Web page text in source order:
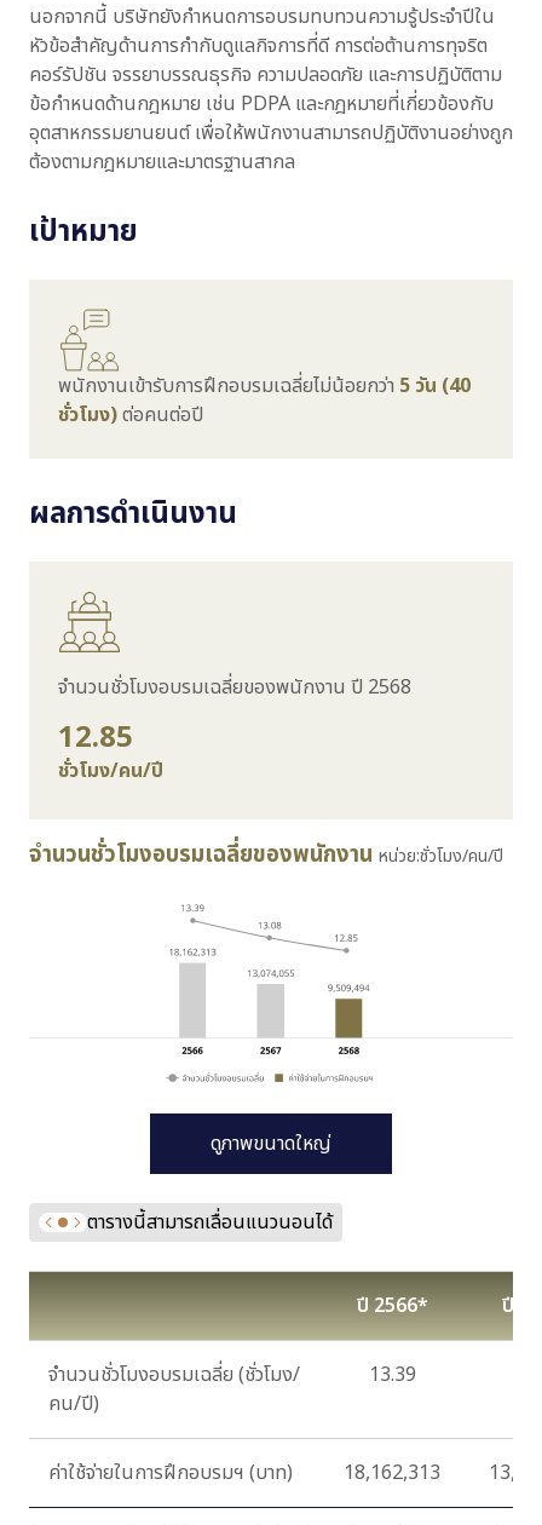
นอกจากนี้ บริษัทยังกำหนดการอบรมทบทวนความรู้ประจำปีใน
หัวข้อสำคัญด้านการกำกับดูแลกิจการที่ดี การต่อต้านการทุจริต
คอร์รัปชัน จรรยาบรรณธุรกิจ ความปลอดภัย และการปฏิบัติตาม
ข้อกำหนดด้านกฎหมาย เช่น PDPA และกฎหมายที่เกี่ยวข้องกับ
อุตสาหกรรมยานยนต์ เพื่อให้พนักงานสามารถปฏิบัติงานอย่างถูก
ต้องตามกฎหมายและมาตรฐานสากล
เป้าหมาย
พนักงานเข้ารับการฝึกอบรมเฉลี่ยไม่น้อยกว่า 5 วัน (40
ชั่วโมง)ต่อคนต่อปี
ผลการดำเนินงาน
จำนวนชั่วโมงอบรมเฉลี่ยของพนักงาน ปี 2568
12.85
ชั่วโมง/คน/ปี
จำนวนชั่วโมงอบรมเฉลี่ยของพนักงาน หน่วย:ชั่วโมง/คน/ปี
ดูภาพขนาดใหญ่
ตารางนี้สามารถเลื่อนแนวนอนได้
ปี 2566* ปี
จำนวนชั่วโมงอบรมเฉลี่ย (ชั่วโมง/
คน/ปี)
13.39
ค่าใช้จ่ายในการฝึกอบรมฯ (บาท) 18,162,313